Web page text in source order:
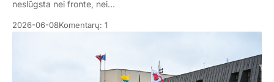
neslūgsta nei fronte, nei…
2026-06-08Komentarų: 1